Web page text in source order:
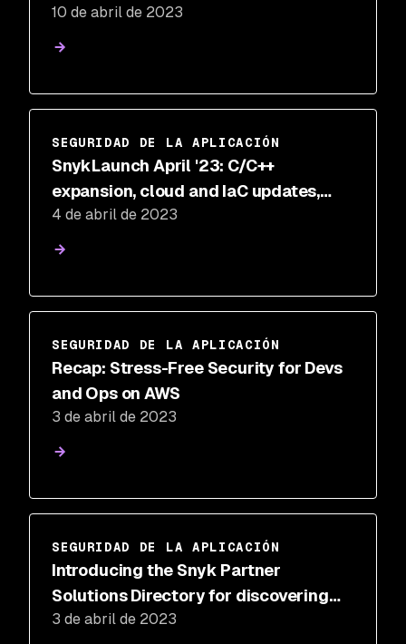
Europe 2023 and on-demand
10 de abril de 2023
SEGURIDAD DE LA APLICACIÓN
SnykLaunch April '23: C/C++
expansion, cloud and IaC updates,
custom container security, new
integrations, and more
4 de abril de 2023
SEGURIDAD DE LA APLICACIÓN
Recap: Stress-Free Security for Devs
and Ops on AWS
3 de abril de 2023
SEGURIDAD DE LA APLICACIÓN
Introducing the Snyk Partner
Solutions Directory for discovering
Snyk technology integrations
3 de abril de 2023